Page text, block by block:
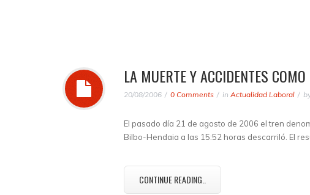
LA MUERTE Y ACCIDENTES
20/08/2006 0 Comments in Actualidad Laboral
El pasado día 21 de agosto de 2006 el tren
Bilbo-Hendaia a las 15:52 horas descarriló. El
CONTINUE READING..